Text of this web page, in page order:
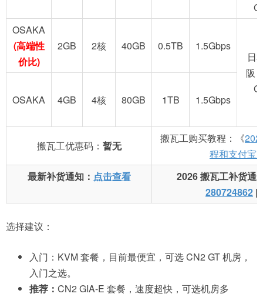
OSAKA
(高端性
价比)
2GB 2核 40GB 0.5TB
1.5Gbps
日
阪
OSAKA
4GB 4核 80GB 1TB 1.5Gbps
搬瓦工优惠码： 暂无
搬瓦工购买教程：《
程和支付宝
最新补货通知： 点击查看
2026 搬瓦工补货通
280724862 |
选择建议：
入门：KVM 套餐，目前最便宜，可选 CN2 GT 机房，
入门之选。
推荐： CN2 GIA-E 套餐，速度超快，可选机房多